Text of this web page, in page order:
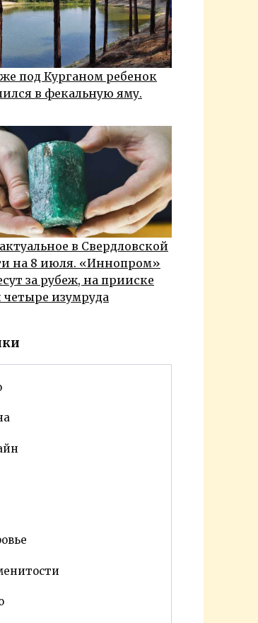
под Курганом ребенок
в фекальную яму.
в Свердловской
на 8 июля. «Иннопром»
за рубеж, на прииске
изумруда